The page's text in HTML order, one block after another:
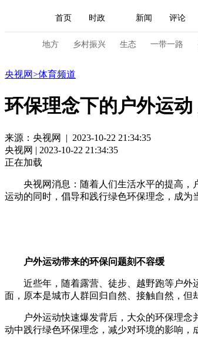
首页 时政 新闻 评论
人民领袖习近平 中国领导人
直播 栏目大全 节目单
海外频道 iPanda English Монгол
地方 乡村振兴 生态 一带一路
新闻 国内 国际
人民领袖习近平
视频 小央视频 小央直播
现场 前线 比划 快看
财经 教育 乡村振兴 生
大国智造 大国展会 大国保险
央视网>体育频道
环保理念下的户外运
来源：央视网 | 2023-10-22 21:34:35
央视网 | 2023-10-22 21:34:35
正在加载
央视网消息：随着人们生活水平的提高
运动的同时，倡导和践行绿色环保理念，成为
户外运动带来的环保问题刻不容缓
近些年，随着露营、徒步、越野跑等户
面，原本是城市人群回归自然、接触自然，但
户外运动快速爆发背后，大众的环保理
动中践行绿色环保理念，减少对环境的影响，